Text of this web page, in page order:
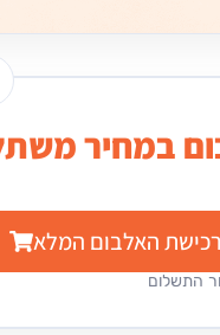
רכישה
משתלם:
המלא